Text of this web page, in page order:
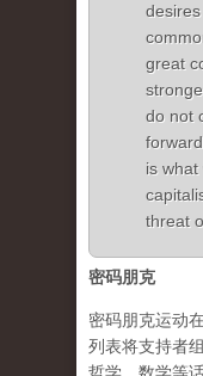
great
do not
is
threat
密码朋克
密码朋克运动
列表将支持者